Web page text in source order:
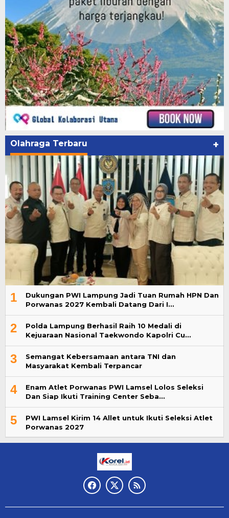
Olahraga Terbaru +
1
Dukungan PWI Lampung Jadi Tuan Rumah HPN Dan
Porwanas 2027 Kembali Datang Dari I…
2
Polda Lampung Berhasil Raih 10 Medali di
Kejuaraan Nasional Taekwondo Kapolri Cu…
3
Semangat Kebersamaan antara TNI dan
Masyarakat Kembali Terpancar
4
Enam Atlet Porwanas PWI Lamsel Lolos Seleksi
Dan Siap Ikuti Training Center Seba…
5
PWI Lamsel Kirim 14 Allet untuk Ikuti Seleksi Atlet
Porwanas 2027